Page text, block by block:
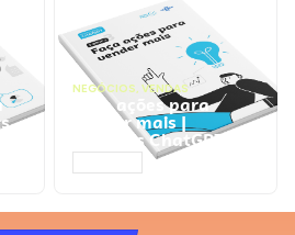
NEGÓCIOS, VENDAS
Faça ações para
vender mais |
Prompts ChatGPT